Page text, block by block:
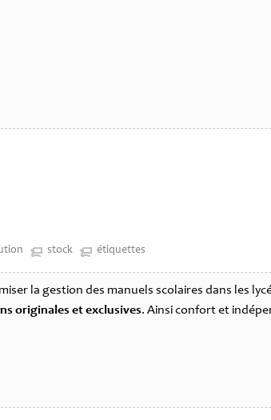
stock étiquettes
la gestion des manuels scolaires dans les
originales et exclusives. Ainsi confort et